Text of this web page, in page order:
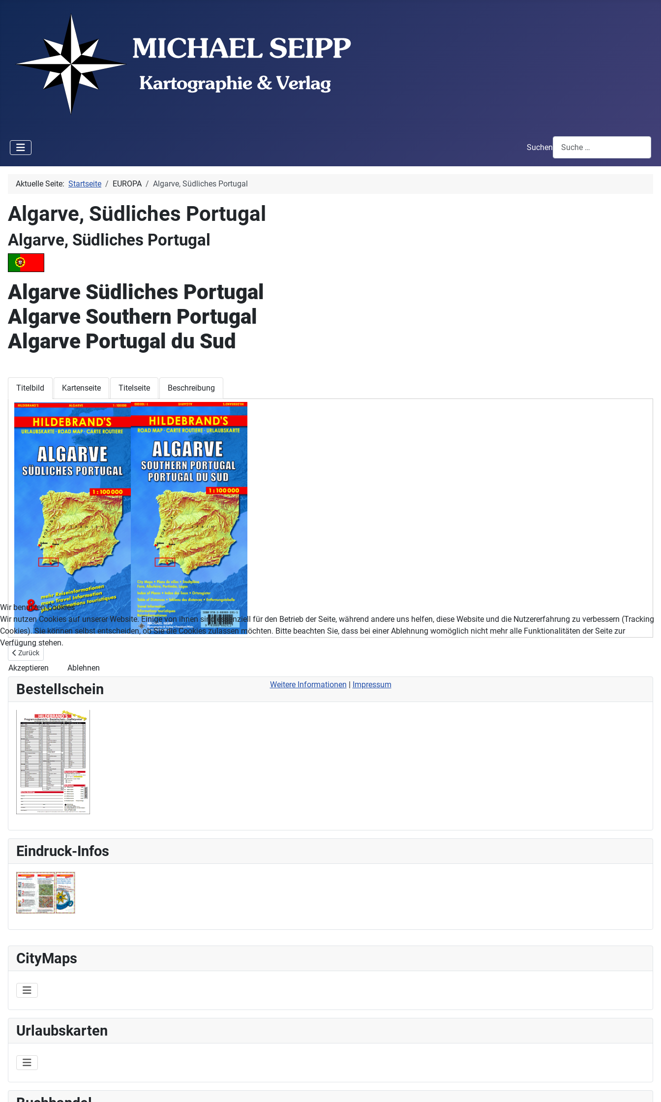
Suchen
CityMaps
Urlaubskarten
Aktuelle Seite: Startseite EUROPA Algarve, Südliches Portugal
Algarve, Südliches Portugal
Algarve, Südliches Portugal
Algarve Südliches Portugal
Algarve Southern Portugal
Algarve Portugal du Sud
Titelbild Kartenseite Titelseite Beschreibung
Vorheriger Beitrag: Australien
Zurück
Bestellschein
Eindruck-Infos
Wir benutzen Cookies
Wir nutzen Cookies auf unserer Website. Einige von ihnen sind essenziell für den Betrieb der Seite, während andere uns helfen, diese Website und die Nutzererfahrung zu verbessern (Tracking
Cookies). Sie können selbst entscheiden, ob Sie die Cookies zulassen möchten. Bitte beachten Sie, dass bei einer Ablehnung womöglich nicht mehr alle Funktionalitäten der Seite zur
Verfügung stehen.
Akzeptieren
Ablehnen
Weitere Informationen | Impressum